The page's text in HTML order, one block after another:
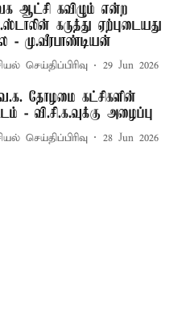
ஆட்சி கவிழும் என்ற
கருத்து ஏற்புடையது
- மு.வீரபாண்டியன்
செய்திப்பிரிவு 29 Jun 2026
தோழமை கட்சிகளின்
- வி.சி.க.வுக்கு அழைப்பு
செய்திப்பிரிவு 28 Jun 2026